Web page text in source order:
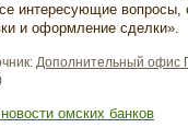
интересующие вопросы,
и оформление сделки».
Дополнительный офис
омских банков